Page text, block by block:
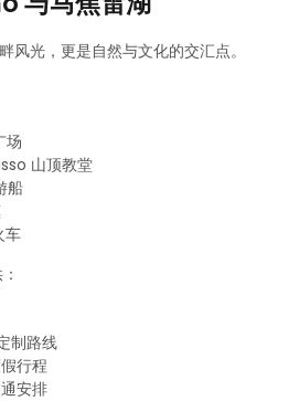
光，更是自然与文化的交汇点。
场
山顶教堂
船
车
制路线
行程
安排